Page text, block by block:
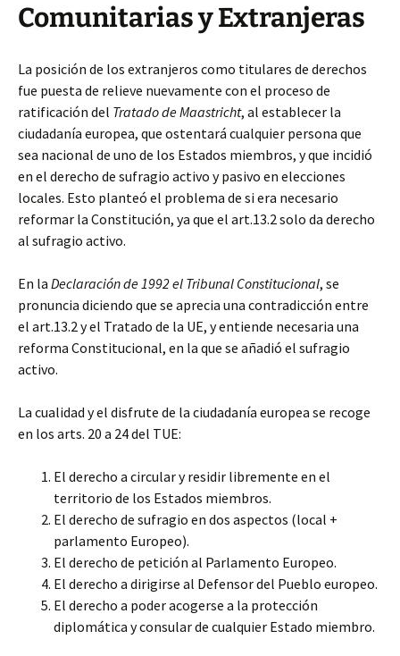
Comunitarias y Extranjeras
La posición de los extranjeros como titulares de derechos
fue puesta de relieve nuevamente con el proceso de
ratificación del Tratado de Maastricht, al establecer la
ciudadanía europea, que ostentará cualquier persona que
sea nacional de uno de los Estados miembros, y que incidió
en el derecho de sufragio activo y pasivo en elecciones
locales. Esto planteó el problema de si era necesario
reformar la Constitución, ya que el art.13.2 solo da derecho
al sufragio activo.
En la Declaración de 1992 el Tribunal Constitucional, se
pronuncia diciendo que se aprecia una contradicción entre
el art.13.2 y el Tratado de la UE, y entiende necesaria una
reforma Constitucional, en la que se añadió el sufragio
activo.
La cualidad y el disfrute de la ciudadanía europea se recoge
en los arts. 20 a 24 del TUE:
El derecho a circular y residir libremente en el
territorio de los Estados miembros.
El derecho de sufragio en dos aspectos (local +
parlamento Europeo).
El derecho de petición al Parlamento Europeo.
El derecho a dirigirse al Defensor del Pueblo europeo.
El derecho a poder acogerse a la protección
diplomática y consular de cualquier Estado miembro.